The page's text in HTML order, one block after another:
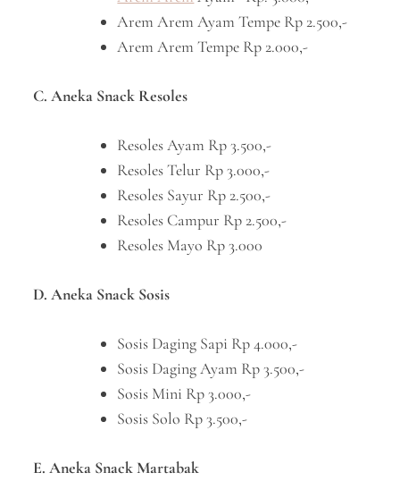
Arem Arem Ayam Tempe Rp 2.500,-
Arem Arem Tempe Rp 2.000,-
C. Aneka Snack Resoles
Resoles Ayam Rp 3.500,-
Resoles Telur Rp 3.000,-
Resoles Sayur Rp 2.500,-
Resoles Campur Rp 2.500,-
Resoles Mayo Rp 3.000
D. Aneka Snack Sosis
Sosis Daging Sapi Rp 4.000,-
Sosis Daging Ayam Rp 3.500,-
Sosis Mini Rp 3.000,-
Sosis Solo Rp 3.500,-
E. Aneka Snack Martabak